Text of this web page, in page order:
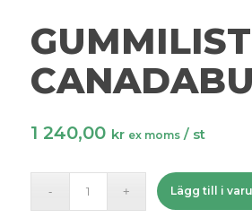
1 240,00 kr ex moms / st
Lägg till i